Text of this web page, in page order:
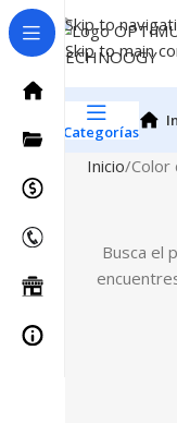
Skip to
Skip to main
Categorías
Inicio Color
Busca el